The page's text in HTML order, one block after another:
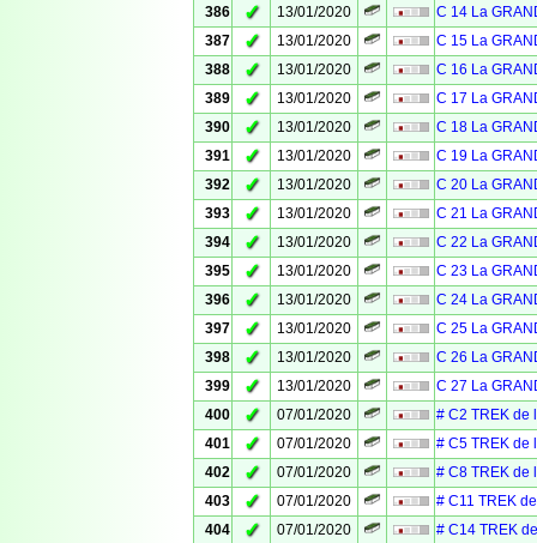
386
✓ 13/01/2020
C 14 La
387
✓ 13/01/2020
C 15 La
388
✓ 13/01/2020
C 16 La
389
✓ 13/01/2020
C 17 La
390
✓ 13/01/2020
C 18 La
391
✓ 13/01/2020
C 19 La
392
✓ 13/01/2020
C 20 La
393
✓ 13/01/2020
C 21 La
394
✓ 13/01/2020
C 22 La
395
✓ 13/01/2020
C 23 La
396
✓ 13/01/2020
C 24 La
397
✓ 13/01/2020
C 25 La
398
✓ 13/01/2020
C 26 La
399
✓ 13/01/2020
C 27 La
400
✓ 07/01/2020
# C2 TREK de
401
✓ 07/01/2020
# C5 TREK de
402
✓ 07/01/2020
# C8 TREK de
403
✓ 07/01/2020
# C11 TREK
404
✓ 07/01/2020
# C14 TREK